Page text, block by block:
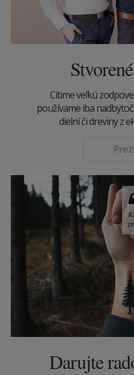
Cítime veľkú
používame iba
dielní či dreviny z
Darujte